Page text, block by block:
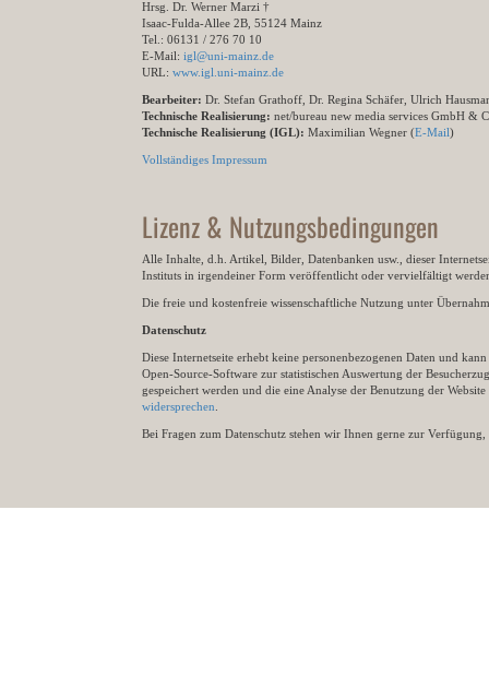
Hrsg. Dr. Werner Marzi †
Isaac-Fulda-Allee 2B, 55124 Mainz
Tel.: 06131 / 276 70 10
E-Mail: igl@uni-mainz.de
URL: www.igl.uni-mainz.de
Bearbeiter: Dr. Stefan Grathoff, Dr. Regina Schäfer, Ulrich
Technische Realisierung: net/bureau new media services GmbH &
Technische Realisierung (IGL): Maximilian Wegner (E-Mail)
Vollständiges Impressum
Lizenz & Nutzungsbedingungen
Alle Inhalte, d.h. Artikel, Bilder, Datenbanken usw., dieser
Instituts in irgendeiner Form veröffentlicht oder vervielfältigt
Die freie und kostenfreie wissenschaftliche Nutzung unter
Datenschutz
Diese Internetseite erhebt keine personenbezogenen Daten und
Open-Source-Software zur statistischen Auswertung der
gespeichert werden und die eine Analyse der Benutzung der
widersprechen
Bei Fragen zum Datenschutz stehen wir Ihnen gerne zur